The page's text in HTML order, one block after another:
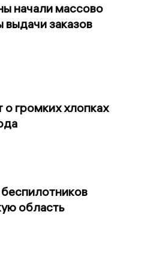
начали массово
выдачи заказов
громких хлопках
область